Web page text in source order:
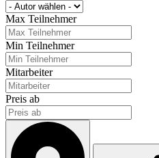
Max Teilnehmer
Min Teilnehmer
Mitarbeiter
Preis ab